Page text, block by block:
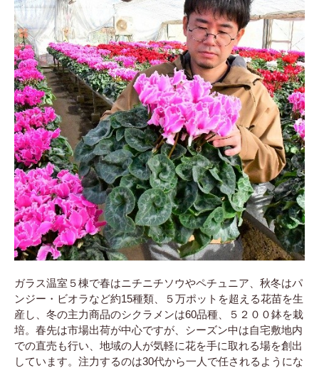
ガラス温室５棟で春はニチニチソウやペチュニア、秋冬はパ
ンジー・ビオラなど約15種類、５万ポットを超える花苗を生
産し、冬の主力商品のシクラメンは60品種、５２００鉢を栽
培。春先は市場出荷が中心ですが、シーズン中は自宅敷地内
での直売も行い、地域の人が気軽に花を手に取れる場を創出
しています。注力するのは30代から一人で任されるようにな